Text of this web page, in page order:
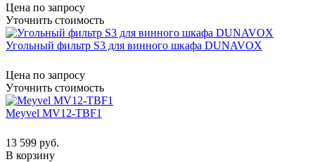
Цена по запросу
Уточнить стоимость
Угольный фильтр S3 для винного шкафа DUNAVOX
Цена по запросу
Уточнить стоимость
Meyvel MV12-TBF1
13 599 руб.
В корзину